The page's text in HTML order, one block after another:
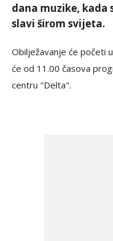
dana muzike, kada
slavi širom svijeta.
Obilježavanje će početi
će od 11.00 časova
centru "Delta".